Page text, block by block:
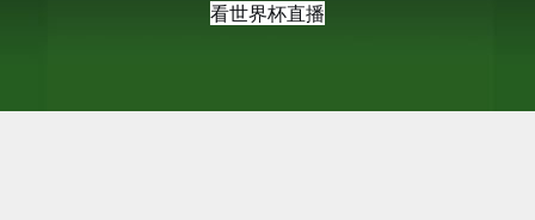
看世界杯直播